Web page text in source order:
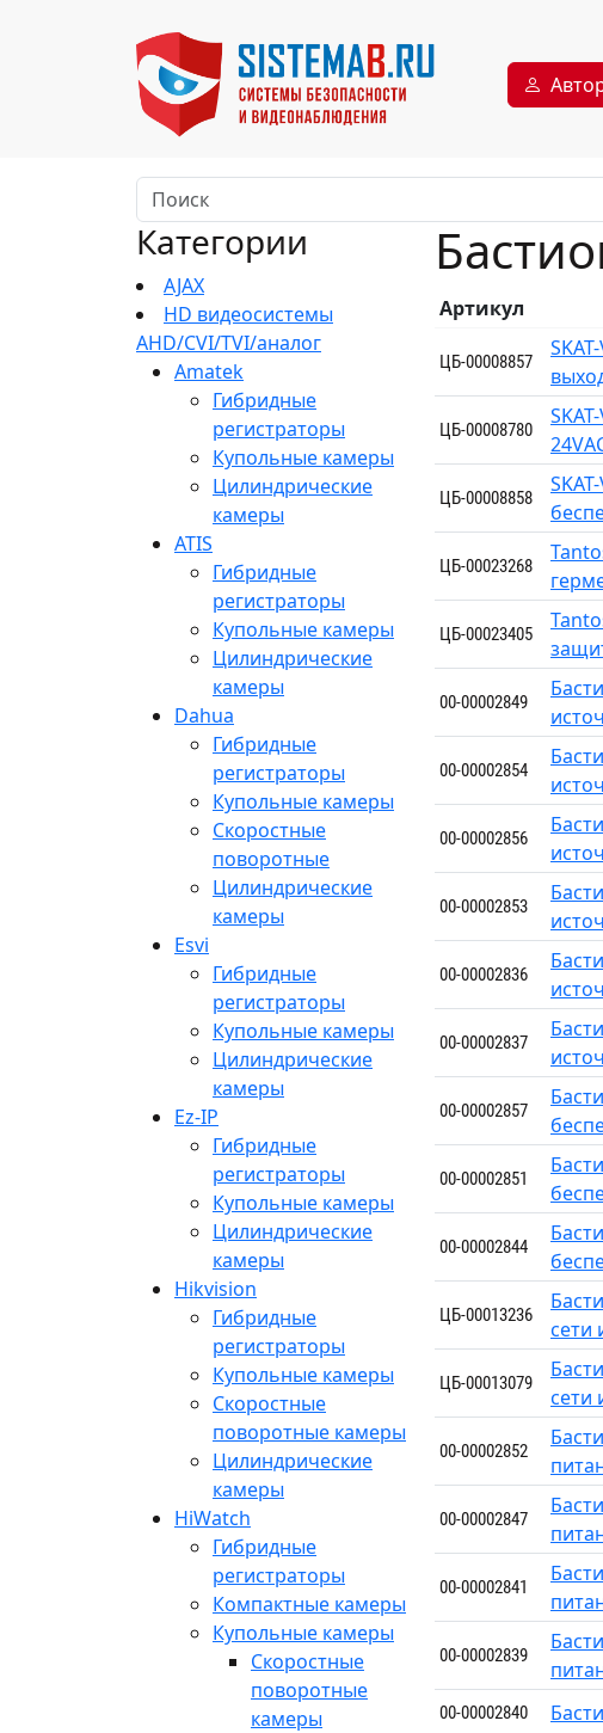
Категории
AJAX
HD видеосистемы
AHD/CVI/TVI/аналог
Amatek
Гибридные
регистраторы
Купольные камеры
Цилиндрические
камеры
ATIS
Гибридные
регистраторы
Купольные камеры
Цилиндрические
камеры
Dahua
Гибридные
регистраторы
Купольные камеры
Скоростные
поворотные
Цилиндрические
камеры
Esvi
Гибридные
регистраторы
Купольные камеры
Цилиндрические
камеры
Ez-IP
Гибридные
регистраторы
Купольные камеры
Цилиндрические
камеры
Hikvision
Гибридные
регистраторы
Купольные камеры
Скоростные
поворотные камеры
Цилиндрические
камеры
HiWatch
Гибридные
регистраторы
Компактные камеры
Купольные камеры
Скоростные
поворотные
камеры
Артикул
ЦБ-00008857
ЦБ-00008780
ЦБ-00008858
ЦБ-00023268
ЦБ-00023405
00-00002849
00-00002854
00-00002856
00-00002853
00-00002836
00-00002837
00-00002857
00-00002851
00-00002844
ЦБ-00013236
сети
ЦБ-00013079
сети
00-00002852
00-00002847
00-00002841
00-00002839
00-00002840